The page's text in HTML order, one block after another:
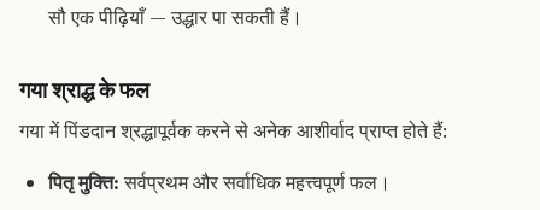
सौ एक पीढ़ियाँ — उद्धार पा सकती हैं।
गया श्राद्ध के फल
गया में पिंडदान श्रद्धापूर्वक करने से अनेक आशीर्वाद प्राप्त होते हैं:
पितृ मुक्ति:सर्वप्रथम और सर्वाधिक महत्त्वपूर्ण फल।